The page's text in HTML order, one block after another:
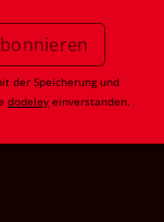
der Speicherung und
dodeley einverstanden.